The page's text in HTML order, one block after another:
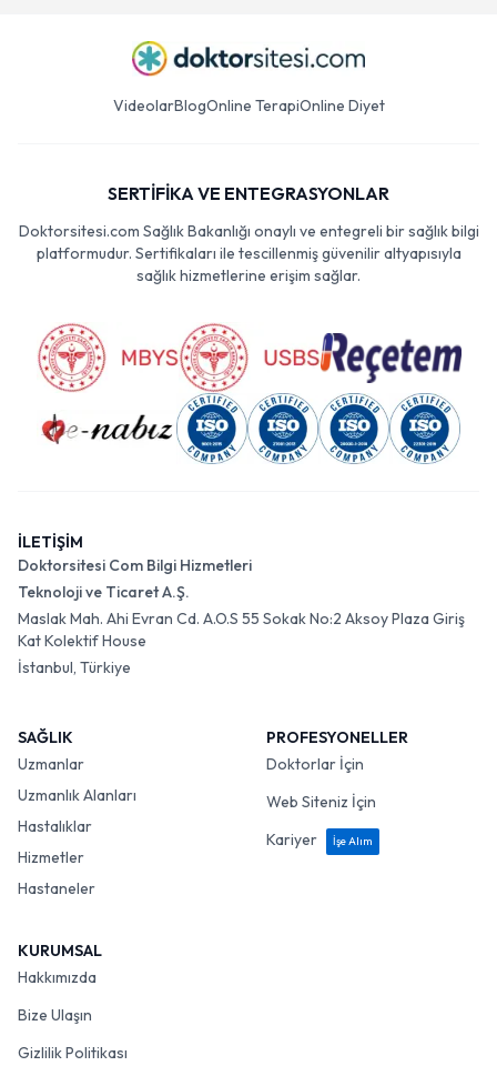
VideolarBlogOnline TerapiOnline Diyet
SERTİFİKA VE ENTEGRASYONLAR
Doktorsitesi.com Sağlık Bakanlığı onaylı ve entegreli bir sağlık bilgi
platformudur. Sertifikaları ile tescillenmiş güvenilir altyapısıyla
sağlık hizmetlerine erişim sağlar.
İLETİŞİM
Doktorsitesi Com Bilgi Hizmetleri
Teknoloji ve Ticaret A.Ş.
Maslak Mah. Ahi Evran Cd. A.O.S 55 Sokak No:2 Aksoy Plaza Giriş
Kat Kolektif House
İstanbul, Türkiye
SAĞLIK
Uzmanlar
Uzmanlık Alanları
Hastalıklar
Hizmetler
Hastaneler
PROFESYONELLER
Doktorlar İçin
Web Siteniz İçin
Kariyer
İşe Alım
KURUMSAL
Hakkımızda
Bize Ulaşın
Gizlilik Politikası